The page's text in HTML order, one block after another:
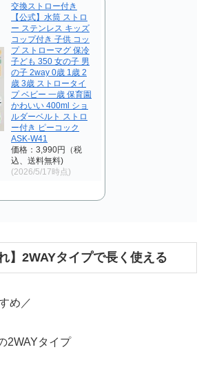
交換ストロー付き
【公式】水筒 ストロ
ー ステンレス キッズ
コップ付き 子供 コッ
プ ストローマグ 保冷
子ども 350 女の子 男
の子 2way 0歳 1歳 2
歳 3歳 ストロータイ
プ ベビー 一歳 保育園
かわいい 400ml ショ
ルダーベルト ストロ
ー付き ピーコック
ASK-W41
価格：3,990円（税
込、送料無料)
(2026/5/17時点)
】2WAYタイプで長く使える
め／
2WAYタイプ